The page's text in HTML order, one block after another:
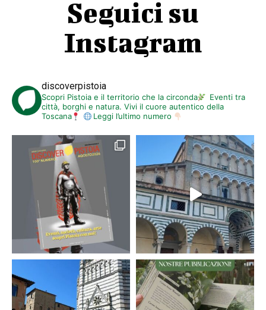
Seguici su
Instagram
discoverpistoia
Scopri Pistoia e il territorio che la circonda
Eventi tra
città, borghi e natura. Vivi il cuore autentico della
Toscana
Leggi l’ultimo numero